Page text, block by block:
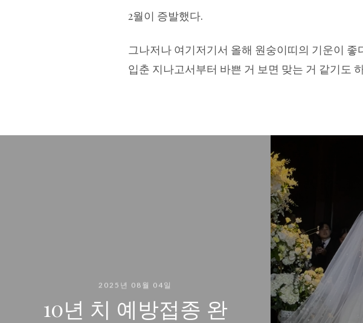
2월이 증발했다.
그나저나 여기저기서 올해 원숭이띠의 기운이 좋
입춘 지나고서부터 바쁜 거 보면 맞는 거 같기도
2025년 08월 04일
10년 치 예방접종 완